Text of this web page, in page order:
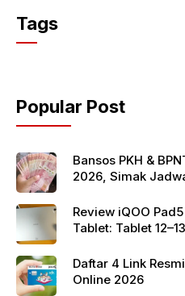
c
e
o
o
k
p
p
Tags
Popular Post
Bansos PKH &
2026, Simak
Review iQOO
Tablet: Tablet
Daftar 4 Link
Online 2026